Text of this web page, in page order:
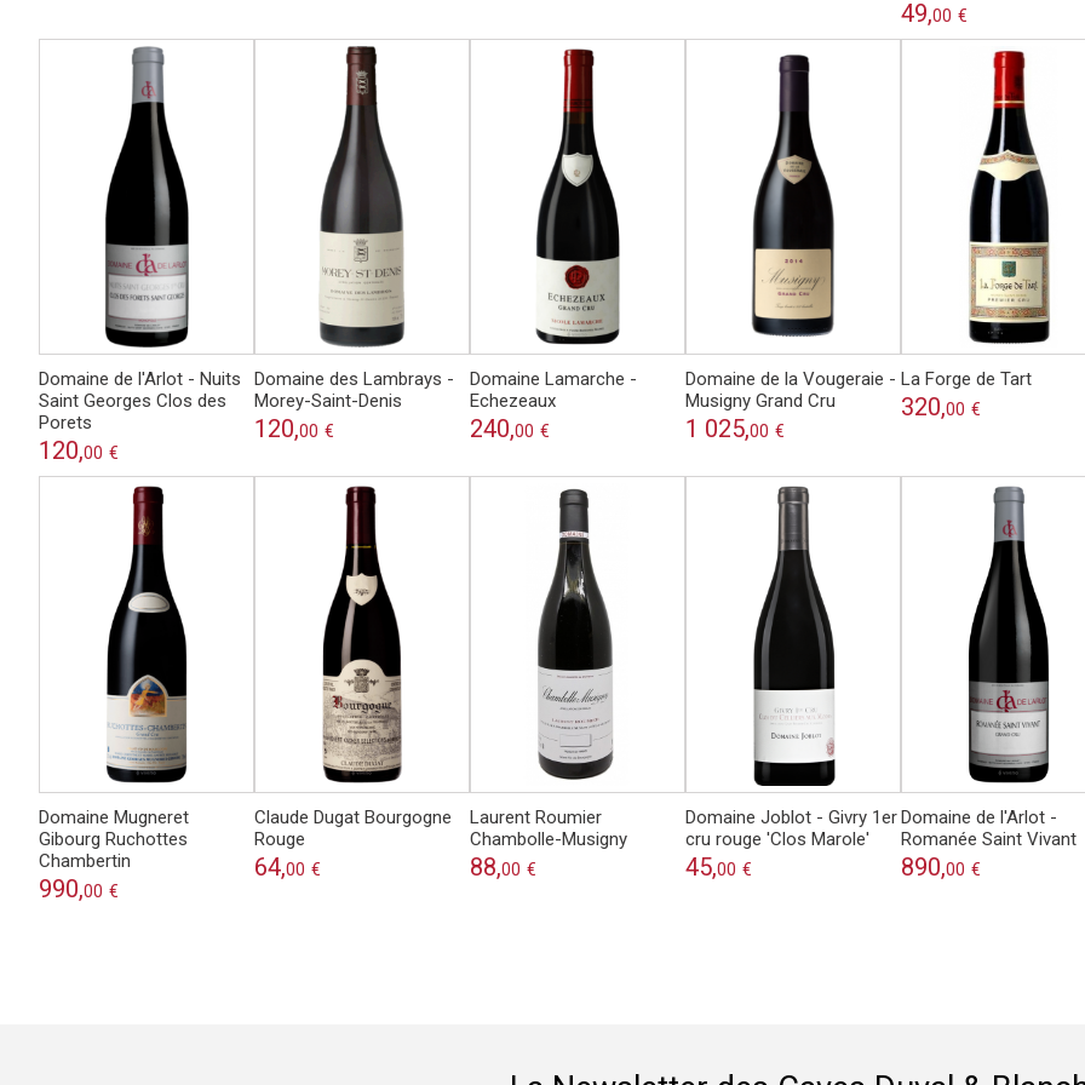
49,00 €
Domaine de l'Arlot - Nuits
Saint Georges Clos des
Porets
120,00 €
Domaine des Lambrays -
Morey-Saint-Denis
120,00 €
Domaine Lamarche -
Echezeaux
240,00 €
Domaine de la Vougeraie -
Musigny Grand Cru
1 025,00 €
La Forge de Tart
320,00 €
Domaine Mugneret
Gibourg Ruchottes
Chambertin
990,00 €
Claude Dugat Bourgogne
Rouge
64,00 €
Laurent Roumier
Chambolle-Musigny
88,00 €
Domaine Joblot - Givry 1er
cru rouge 'Clos Marole'
45,00 €
Domaine de l'Arlot -
Romanée Saint Vivant
890,00 €